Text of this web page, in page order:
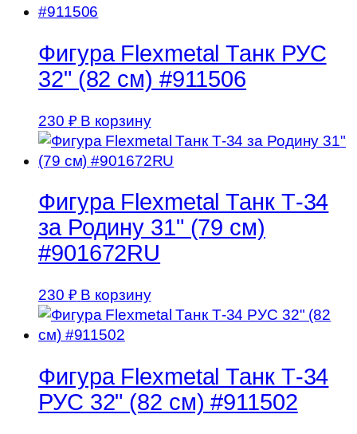
Фигура Flexmetal Танк РУС
32" (82 см) #911506
230 ₽ В корзину
Фигура Flexmetal Танк Т-34
за Родину 31" (79 см)
#901672RU
230 ₽ В корзину
Фигура Flexmetal Танк Т-34
РУС 32" (82 см) #911502